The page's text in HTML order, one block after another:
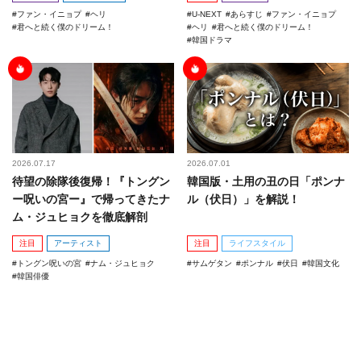
ファン・イニョプ
ヘリ
君へと続く僕のドリーム！
U-NEXT あらすじ
ファン・イニョプ
ヘリ
君へと続く僕のドリーム！
韓国ドラマ
2026.07.17
待望の除隊後復帰！『トングン
ー呪いの宮ー』で帰ってきたナ
ム・ジュヒョクを徹底解剖
注目 アーティスト
トングン呪いの宮
ナム・ジュヒョク
韓国俳優
2026.07.01
韓国版・土用の丑の日「ポンナ
ル（伏日）」を解説！
注目 ライフスタイル
サムゲタン ポンナル 伏日 韓国文化